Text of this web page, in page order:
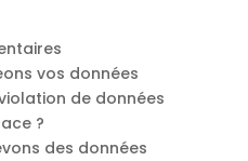
vos données
de données
?
des données